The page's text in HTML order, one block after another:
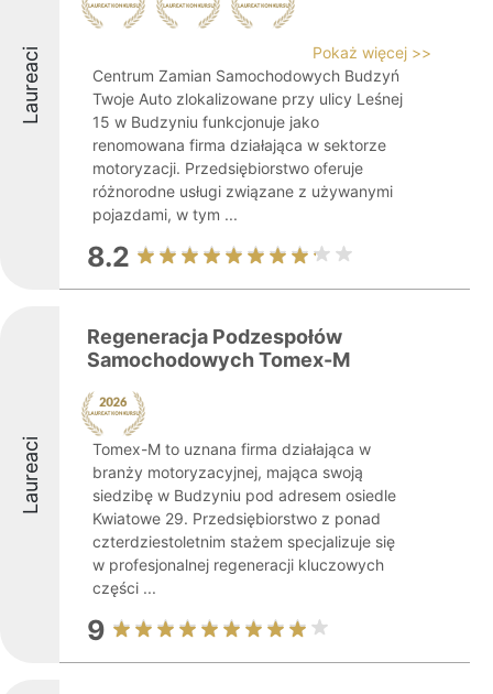
Laureaci
Pokaż więcej >>
Centrum Zamian Samochodowych Budzyń
Twoje Auto zlokalizowane przy ulicy Leśnej
15 w Budzyniu funkcjonuje jako
renomowana firma działająca w sektorze
motoryzacji. Przedsiębiorstwo oferuje
różnorodne usługi związane z używanymi
pojazdami, w tym ...
8.2
Laureaci
Regeneracja Podzespołów
Samochodowych Tomex-M
Tomex-M to uznana firma działająca w
branży motoryzacyjnej, mająca swoją
siedzibę w Budzyniu pod adresem osiedle
Kwiatowe 29. Przedsiębiorstwo z ponad
czterdziestoletnim stażem specjalizuje się
w profesjonalnej regeneracji kluczowych
części ...
9